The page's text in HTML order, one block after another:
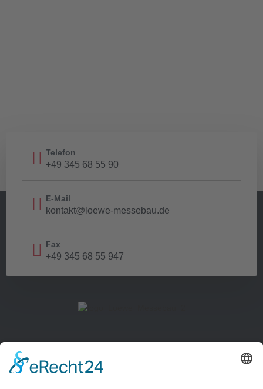
Telefon
+49 345 68 55 90
E-Mail
kontakt@loewe-messebau.de
Fax
+49 345 68 55 947